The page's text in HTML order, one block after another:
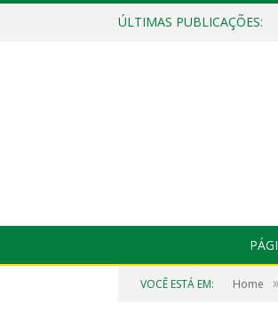
ÚLTIMAS PUBLICAÇÕES:
VOCÊ ESTÁ EM: Home »